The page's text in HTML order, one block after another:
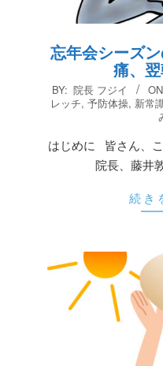
忘年会シーズ
痛、
2023-
12-
BY: 院長 フジイ
レッチ, 予防体操, 新常
はじめに 皆さん、
院長、藤井
続き